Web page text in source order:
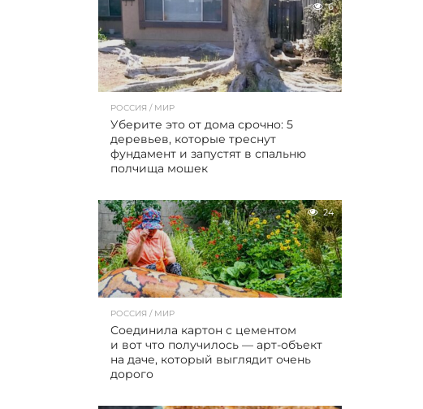
6
РОССИЯ / МИР
Уберите это от дома срочно: 5
деревьев, которые треснут
фундамент и запустят в спальню
полчища мошек
24
РОССИЯ / МИР
Соединила картон с цементом
и вот что получилось — арт-объект
на даче, который выглядит очень
дорого